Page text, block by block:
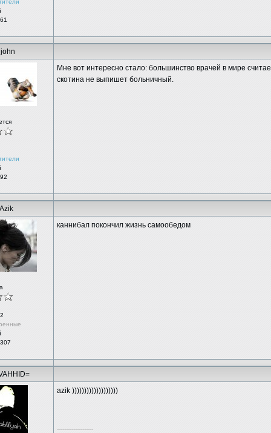
Мне вот интересно стало: большинство врачей в мире
скотина не выпишет больничный.
каннибал покончил жизнь самообедом
azik )))))))))))))))))))
--------------------